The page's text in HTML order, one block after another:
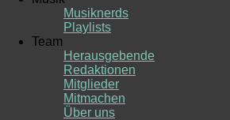
Musiknerds
Playlists
Team
Herausgebende
Redaktionen
Mitglieder
Mitmachen
Über uns